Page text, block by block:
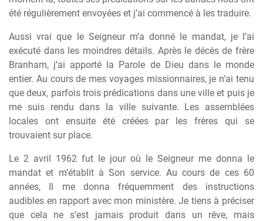
été régulièrement envoyées et j’ai commencé à les traduire.
Aussi vrai que le Seigneur m’a donné le mandat, je l’ai
exécuté dans les moindres détails. Après le décès de frère
Branham, j’ai apporté la Parole de Dieu dans le monde
entier. Au cours de mes voyages missionnaires, je n’ai tenu
que deux, parfois trois prédications dans une ville et puis je
me suis rendu dans la ville suivante. Les assemblées
locales ont ensuite été créées par les frères qui se
trouvaient sur place.
Le 2 avril 1962 fut le jour où le Seigneur me donna le
mandat et m’établit à Son service. Au cours de ces 60
années, Il me donna fréquemment des instructions
audibles en rapport avec mon ministère. Je tiens à préciser
que cela ne s’est jamais produit dans un rêve, mais